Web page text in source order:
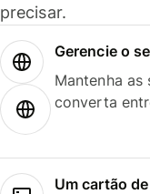
precisar.
Gerencie o
Mantenha as
converta
Um cartão